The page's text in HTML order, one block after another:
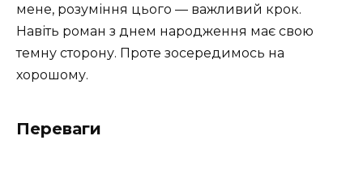
мене, розуміння цього — важливий крок.
Навіть роман з днем народження має свою
темну сторону. Проте зосередимось на
хорошому.
Переваги